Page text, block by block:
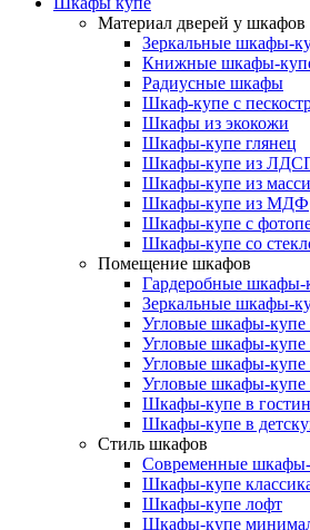
Материал дверей у шкафов
Зеркальные шкафы-
Книжные шкафы-
Радиусные шкафы
Шкаф-купе с
Шкафы из экокожи
Шкафы-купе глянец
Шкафы-купе из
Шкафы-купе из
Шкафы-купе из МДФ
Шкафы-купе с
Шкафы-купе со
Помещение шкафов
Гардеробные шкафы-
Зеркальные шкафы-
Угловые шкафы-купе
Угловые шкафы-купе
Угловые шкафы-
Угловые шкафы-купе
Шкафы-купе в
Шкафы-купе в
Стиль шкафов
Современные
Шкафы-купе
Шкафы-купе лофт
Шкафы-купе